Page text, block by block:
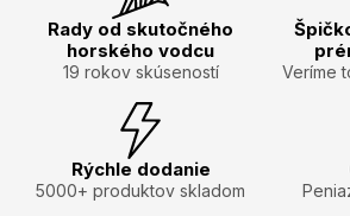
Rady od skutočného
horského vodcu
19 rokov skúseností Veríme
Rýchle dodanie
5000+ produktov skladom